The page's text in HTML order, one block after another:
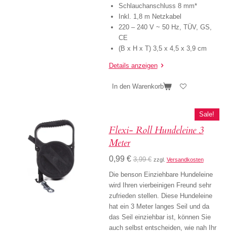
Schlauchanschluss 8 mm*
Inkl. 1,8 m Netzkabel
220 – 240 V ~ 50 Hz, TÜV, GS,
CE
(B x H x T) 3,5 x 4,5 x 3,9 cm
Details anzeigen
In den Warenkorb
Sale!
Flexi- Roll Hundeleine 3
Meter
0,99 € 3,99 € zzgl. Versandkosten
Die benson Einziehbare Hundeleine
wird Ihren vierbeinigen Freund sehr
zufrieden stellen.
Diese Hundeleine
hat ein 3 Meter langes Seil und da
das Seil einziehbar ist, können Sie
auch selbst entscheiden, wie nah Ihr